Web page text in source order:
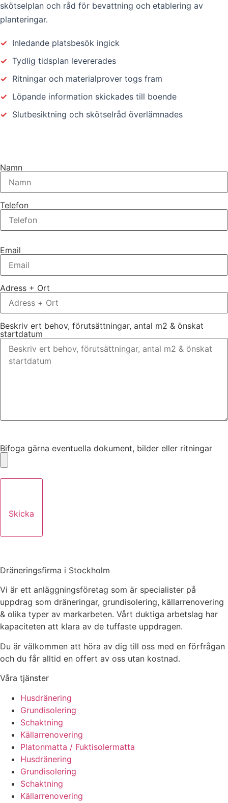
skötselplan och råd för bevattning och etablering av
planteringar.
✓ Inledande platsbesök ingick
✓ Tydlig tidsplan levererades
✓ Ritningar och materialprover togs fram
✓ Löpande information skickades till boende
✓ Slutbesiktning och skötselråd överlämnades
Namn
Telefon
Email
Adress + Ort
Beskriv ert behov, förutsättningar, antal m2 & önskat
startdatum
Bifoga gärna eventuella dokument, bilder eller ritningar
Skicka
Dräneringsfirma i Stockholm
Vi är ett anläggningsföretag som är specialister på
uppdrag som dräneringar, grundisolering, källarrenovering
& olika typer av markarbeten. Vårt duktiga arbetslag har
kapaciteten att klara av de tuffaste uppdragen.
Du är välkommen att höra av dig till oss med en förfrågan
och du får alltid en offert av oss utan kostnad.
Våra tjänster
Husdränering
Grundisolering
Schaktning
Källarrenovering
Platonmatta / Fuktisolermatta
Husdränering
Grundisolering
Schaktning
Källarrenovering